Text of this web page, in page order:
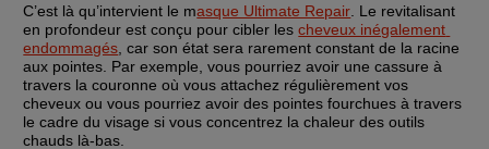
C’est là qu’intervient le masque Ultimate Repair . Le revitalisant
en profondeur est conçu pour cibler les cheveux inégalement
endommagés , car son état sera rarement constant de la racine
aux pointes. Par exemple, vous pourriez avoir une cassure à
travers la couronne où vous attachez régulièrement vos
cheveux ou vous pourriez avoir des pointes fourchues à travers
le cadre du visage si vous concentrez la chaleur des outils
chauds là-bas.